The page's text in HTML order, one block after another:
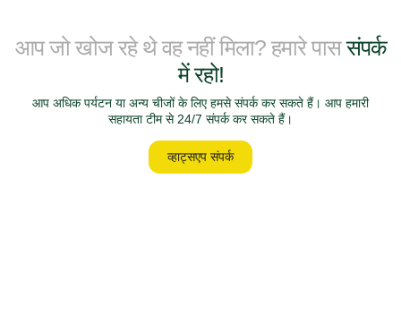
आप जो खोज रहे थे वह नहीं मिला? हमारे पाससंपर्क
में रहो!
आप अधिक पर्यटन या अन्य चीजों के लिए हमसे संपर्क कर सकते हैं। आप हमारी
सहायता टीम से 24/7 संपर्क कर सकते हैं।
व्हाट्सएप संपर्क